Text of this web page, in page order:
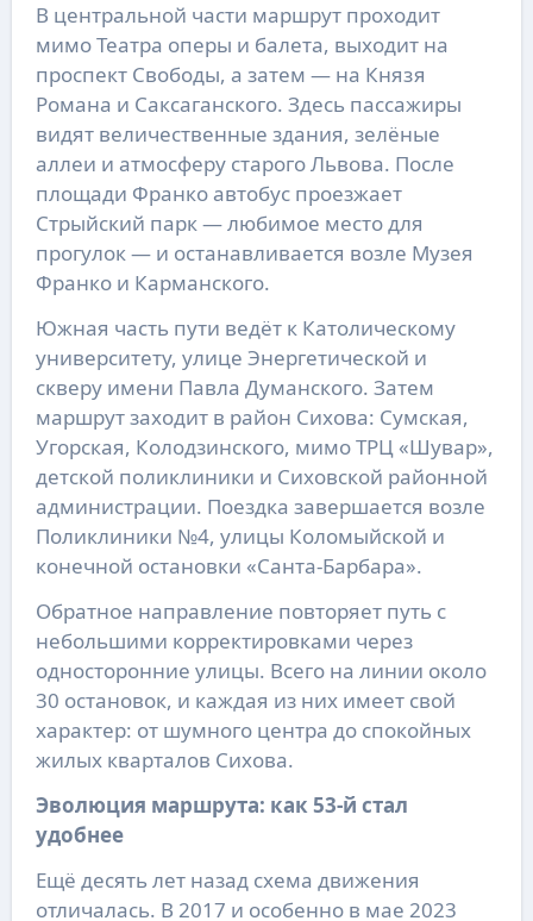
В центральной части маршрут проходит
мимо Театра оперы и балета, выходит на
проспект Свободы, а затем — на Князя
Романа и Саксаганского. Здесь пассажиры
видят величественные здания, зелёные
аллеи и атмосферу старого Львова. После
площади Франко автобус проезжает
Стрыйский парк — любимое место для
прогулок — и останавливается возле Музея
Франко и Карманского.
Южная часть пути ведёт к Католическому
университету, улице Энергетической и
скверу имени Павла Думанского. Затем
маршрут заходит в район Сихова: Сумская,
Угорская, Колодзинского, мимо ТРЦ «Шувар»,
детской поликлиники и Сиховской районной
администрации. Поездка завершается возле
Поликлиники №4, улицы Коломыйской и
конечной остановки «Санта-Барбара».
Обратное направление повторяет путь с
небольшими корректировками через
односторонние улицы. Всего на линии около
30 остановок, и каждая из них имеет свой
характер: от шумного центра до спокойных
жилых кварталов Сихова.
Эволюция маршрута: как 53-й стал
удобнее
Ещё десять лет назад схема движения
отличалась. В 2017 и особенно в мае 2023